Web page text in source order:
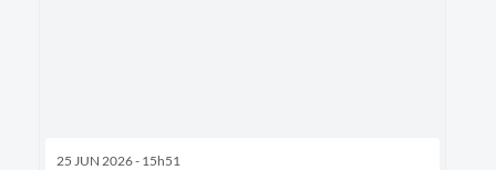
25 JUN 2026 - 15h51